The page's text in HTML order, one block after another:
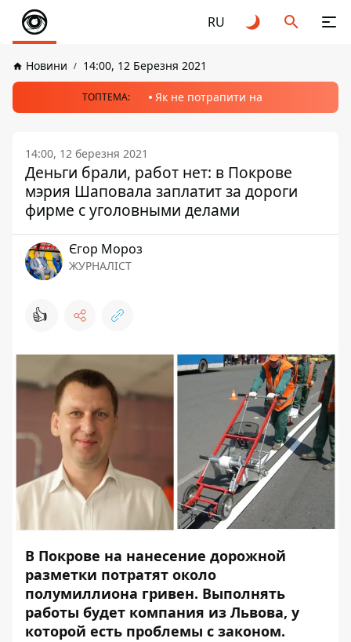
RU
Новини 14:00, 12 Березня 2021
ТОПТЕМА: Як не потрапити на
14:00, 12 березня 2021
Деньги брали, работ нет: в Покрове
мэрия Шаповала заплатит за дороги
фирме с уголовными делами
Єгор Мороз
ЖУРНАЛІСТ
👍
В Покрове на нанесение дорожной
разметки потратят около
полумиллиона гривен. Выполнять
работы будет компания из Львова, у
которой есть проблемы с законом.